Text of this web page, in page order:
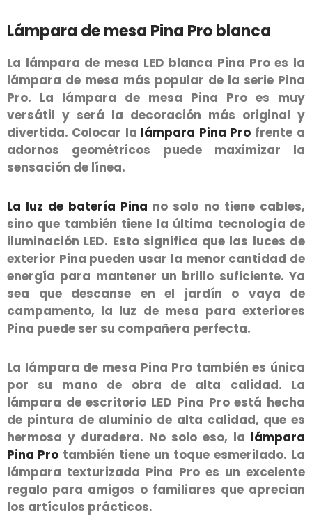
Lámpara de mesa Pina Pro blanca
La lámpara de mesa LED blanca Pina Pro es la
lámpara de mesa más popular de la serie Pina
Pro. La lámpara de mesa Pina Pro es muy
versátil y será la decoración más original y
divertida. Colocar la lámpara Pina Pro frente a
adornos geométricos puede maximizar la
sensación de línea.
La luz de batería Pina no solo no tiene cables,
sino que también tiene la última tecnología de
iluminación LED. Esto significa que las luces de
exterior Pina pueden usar la menor cantidad de
energía para mantener un brillo suficiente. Ya
sea que descanse en el jardín o vaya de
campamento, la luz de mesa para exteriores
Pina puede ser su compañera perfecta.
La lámpara de mesa Pina Pro también es única
por su mano de obra de alta calidad. La
lámpara de escritorio LED Pina Pro está hecha
de pintura de aluminio de alta calidad, que es
hermosa y duradera. No solo eso, la lámpara
Pina Pro también tiene un toque esmerilado. La
lámpara texturizada Pina Pro es un excelente
regalo para amigos o familiares que aprecian
los artículos prácticos.